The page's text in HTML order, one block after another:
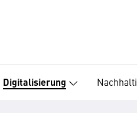
Digitalisierung